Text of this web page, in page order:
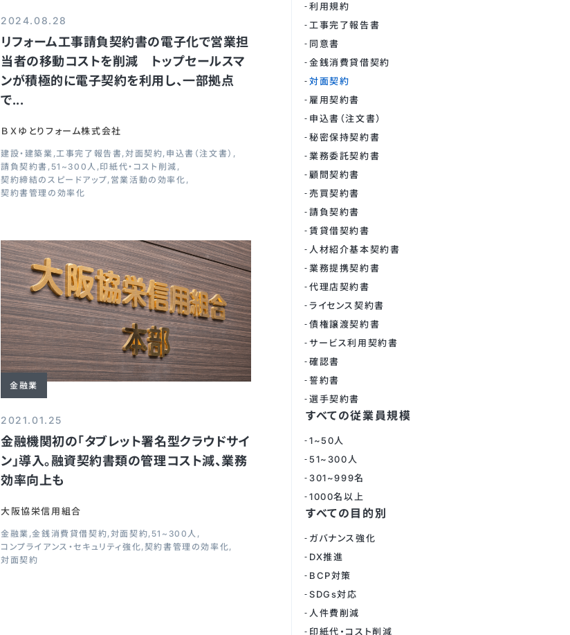
2024.08.28
リフォーム工事請負契約書の電子化で営業担
当者の移動コストを削減 トップセールスマ
ンが積極的に電子契約を利用し、一部拠点
で...
ＢＸゆとりフォーム株式会社
建設・建築業 工事完了報告書 対面契約 申込書（注文書）
請負契約書 51~300人 印紙代・コスト削減
契約締結のスピードアップ 営業活動の効率化
契約書管理の効率化
金融業
2021.01.25
金融機関初の「タブレット署名型クラウドサイ
ン」導入。融資契約書類の管理コスト減、業務
効率向上も
大阪協栄信用組合
金融業 金銭消費貸借契約 対面契約 51~300人
コンプライアンス・セキュリティ強化 契約書管理の効率化
対面契約
利用規約
工事完了報告書
同意書
金銭消費貸借契約
対面契約
雇用契約書
申込書（注文書）
秘密保持契約書
業務委託契約書
顧問契約書
売買契約書
請負契約書
賃貸借契約書
人材紹介基本契約書
業務提携契約書
代理店契約書
ライセンス契約書
債権譲渡契約書
サービス利用契約書
確認書
誓約書
選手契約書
すべての従業員規模
1~50人
51~300人
301~999名
1000名以上
すべての目的別
ガバナンス強化
DX推進
BCP対策
SDGs対応
人件費削減
印紙代・コスト削減